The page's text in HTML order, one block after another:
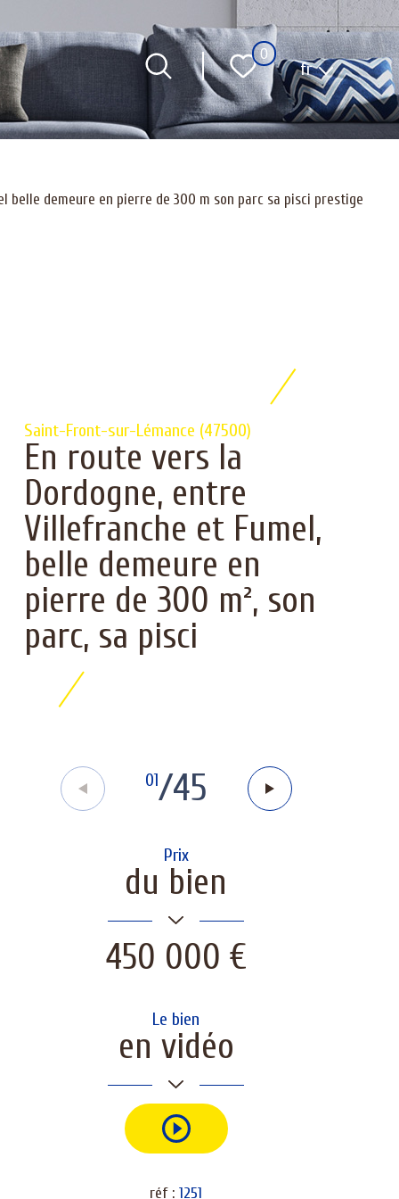
0 Langue
fr
demeure en pierre de 300 m son parc sa pisci prestige
Saint-Front-sur-Lémance (47500)
En route vers la
Dordogne, entre
Villefranche et Fumel,
belle demeure en
pierre de 300 m², son
parc, sa pisci
01/45
Prix
du bien
450 000 €
Le bien
en vidéo
réf :1251